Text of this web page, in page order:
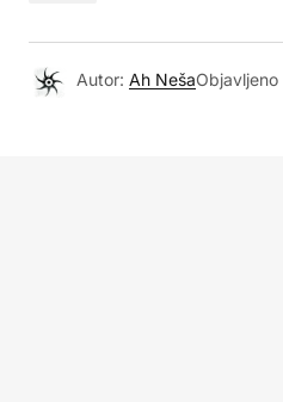
Autor: Ah NešaObjavljeno